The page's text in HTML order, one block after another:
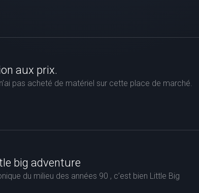
aux prix.
pas acheté de matériel sur cette place de marché.
big adventure
du milieu des années 90 , c’est bien Little Big